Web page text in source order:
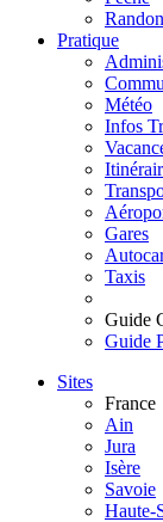
Pratique
Météo
Infos
Gares
Taxis
Guide
Guide
Sites
France
Ain
Jura
Isère
Savoie
Haute-